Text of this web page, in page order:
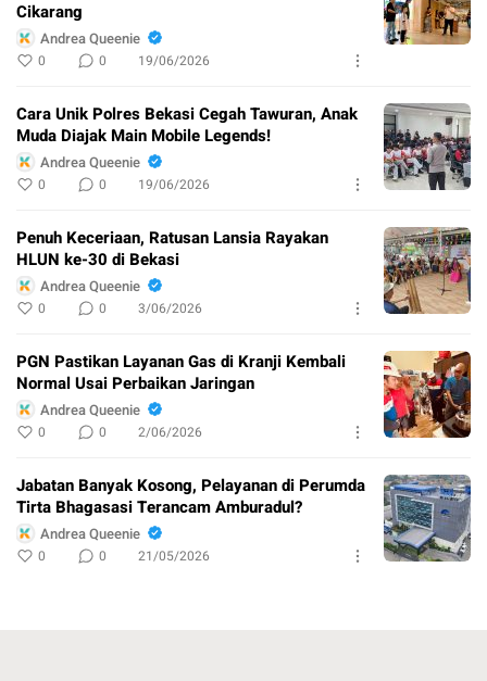
Cikarang
Andrea Queenie
0 0 19/06/2026
Cara Unik Polres Bekasi Cegah Tawuran, Anak
Muda Diajak Main Mobile Legends!
Andrea Queenie
0 0 19/06/2026
Penuh Keceriaan, Ratusan Lansia Rayakan
HLUN ke-30 di Bekasi
Andrea Queenie
0 0 3/06/2026
PGN Pastikan Layanan Gas di Kranji Kembali
Normal Usai Perbaikan Jaringan
Andrea Queenie
0 0 2/06/2026
Jabatan Banyak Kosong, Pelayanan di Perumda
Tirta Bhagasasi Terancam Amburadul?
Andrea Queenie
0 0 21/05/2026